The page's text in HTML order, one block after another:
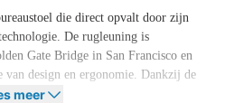
die direct opvalt door zijn
De rugleuning is
Gate Bridge in San Francisco en
van design en ergonomie. Dankzij de
gespannen rugleuning ervaar je een
meer